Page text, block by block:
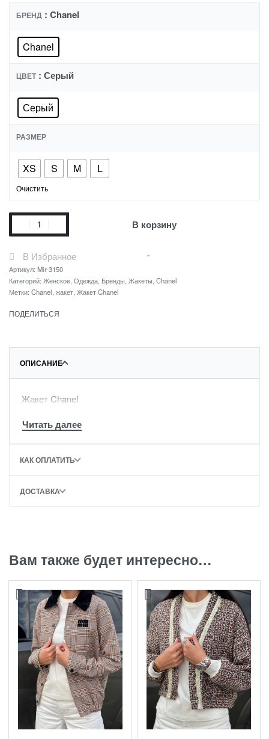
БРЕНД : Chanel
Chanel
ЦВЕТ : Серый
Серый
РАЗМЕР
XS S M L
Очистить
В корзину
В Избранное
Артикул: Mir-3150
Категорий: Женское Одежда Бренды Жакеты Chanel
Метки: Chanel жакет Жакет Chanel
ПОДЕЛИТЬСЯ
ОПИСАНИЕ
Жакет Chanel
КАК ОПЛАТИТЬ
ДОСТАВКА
Вам также будет интересно…